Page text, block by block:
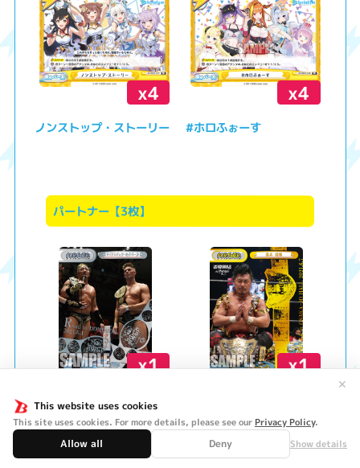
This website uses cookies
This site uses cookies. For more details, please see our Privacy Policy.
Allow all Deny Show details
✕
x4
ノンストップ・ストーリー
x4
#ホロふぉーす
パートナー【3枚】
x1
タイチ&ザック・セイバーJ
r.
x1